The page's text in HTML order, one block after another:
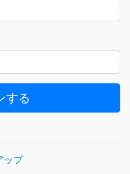
する
ップ